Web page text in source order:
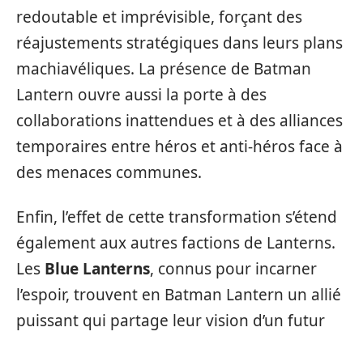
redoutable et imprévisible, forçant des
réajustements stratégiques dans leurs plans
machiavéliques. La présence de Batman
Lantern ouvre aussi la porte à des
collaborations inattendues et à des alliances
temporaires entre héros et anti-héros face à
des menaces communes.
Enfin, l’effet de cette transformation s’étend
également aux autres factions de Lanterns.
Les Blue Lanterns, connus pour incarner
l’espoir, trouvent en Batman Lantern un allié
puissant qui partage leur vision d’un futur